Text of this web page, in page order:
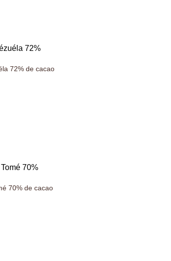
72%
72% de cacao
70%
70% de cacao